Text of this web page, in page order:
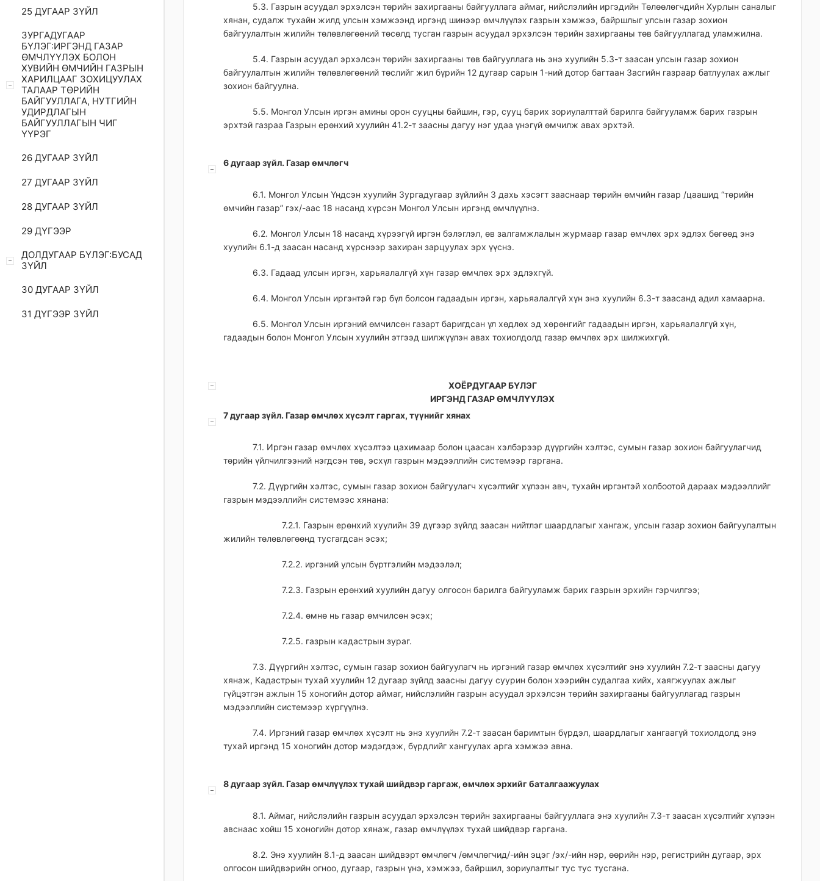
25 ДУГААР ЗҮЙЛ
ЗУРГАДУГААР
БҮЛЭГ:ИРГЭНД ГАЗАР
ӨМЧЛҮҮЛЭХ БОЛОН
ХУВИЙН ӨМЧИЙН ГАЗРЫН
ХАРИЛЦААГ ЗОХИЦУУЛАХ
ТАЛААР ТӨРИЙН
БАЙГУУЛЛАГА, НУТГИЙН
УДИРДЛАГЫН
БАЙГУУЛЛАГЫН ЧИГ
ҮҮРЭГ
26 ДУГААР ЗҮЙЛ
27 ДУГААР ЗҮЙЛ
28 ДУГААР ЗҮЙЛ
29 ДҮГЭЭР
ДОЛДУГААР БҮЛЭГ:БУСАД
ЗҮЙЛ
30 ДУГААР ЗҮЙЛ
31 ДҮГЭЭР ЗҮЙЛ
5.3. Газрын асуудал эрхэлсэн төрийн захиргааны байгууллага аймаг, нийслэлийн иргэдийн Төлөөлөгчдийн Хурлын саналыг
хянан, судалж тухайн жилд улсын хэмжээнд иргэнд шинээр өмчлүүлэх газрын хэмжээ, байршлыг улсын газар зохион
байгуулалтын жилийн төлөвлөгөөний төсөлд тусган газрын асуудал эрхэлсэн төрийн захиргааны төв байгууллагад уламжилна.
5.4. Газрын асуудал эрхэлсэн төрийн захиргааны төв байгууллага нь энэ хуулийн 5.3-т заасан улсын газар зохион
байгуулалтын жилийн төлөвлөгөөний төслийг жил бүрийн 12 дугаар сарын 1-ний дотор багтаан Засгийн газраар батлуулах ажлыг
зохион байгуулна.
5.5. Монгол Улсын иргэн амины орон сууцны байшин, гэр, сууц барих зориулалттай барилга байгууламж барих газрын
эрхтэй газраа Газрын ерөнхий хуулийн 41.2-т заасны дагуу нэг удаа үнэгүй өмчилж авах эрхтэй.
6 дугаар зүйл. Газар өмчлөгч
6.1. Монгол Улсын Үндсэн хуулийн Зургадугаар зүйлийн 3 дахь хэсэгт зааснаар төрийн өмчийн газар /цаашид “төрийн
өмчийн газар” гэх/-аас 18 насанд хүрсэн Монгол Улсын иргэнд өмчлүүлнэ.
6.2. Монгол Улсын 18 насанд хүрээгүй иргэн бэлэглэл, өв залгамжлалын журмаар газар өмчлөх эрх эдлэх бөгөөд энэ
хуулийн 6.1-д заасан насанд хүрснээр захиран зарцуулах эрх үүснэ.
6.3. Гадаад улсын иргэн, харьяалалгүй хүн газар өмчлөх эрх эдлэхгүй.
6.4. Монгол Улсын иргэнтэй гэр бүл болсон гадаадын иргэн, харьяалалгүй хүн энэ хуулийн 6.3-т заасанд адил хамаарна.
6.5. Монгол Улсын иргэний өмчилсөн газарт баригдсан үл хөдлөх эд хөрөнгийг гадаадын иргэн, харьяалалгүй хүн,
гадаадын болон Монгол Улсын хуулийн этгээд шилжүүлэн авах тохиолдолд газар өмчлөх эрх шилжихгүй.
ХОЁРДУГААР БҮЛЭГ
ИРГЭНД ГАЗАР ӨМЧЛҮҮЛЭХ
7 дугаар зүйл. Газар өмчлөх хүсэлт гаргах, түүнийг хянах
7.1. Иргэн газар өмчлөх хүсэлтээ цахимаар болон цаасан хэлбэрээр дүүргийн хэлтэс, сумын газар зохион байгуулагчид
төрийн үйлчилгээний нэгдсэн төв, эсхүл газрын мэдээллийн системээр гаргана.
7.2. Дүүргийн хэлтэс, сумын газар зохион байгуулагч хүсэлтийг хүлээн авч, тухайн иргэнтэй холбоотой дараах мэдээллийг
газрын мэдээллийн системээс хянана:
7.2.1. Газрын ерөнхий хуулийн 39 дүгээр зүйлд заасан нийтлэг шаардлагыг хангаж, улсын газар зохион байгуулалтын
жилийн төлөвлөгөөнд тусгагдсан эсэх;
7.2.2. иргэний улсын бүртгэлийн мэдээлэл;
7.2.3. Газрын ерөнхий хуулийн дагуу олгосон барилга байгууламж барих газрын эрхийн гэрчилгээ;
7.2.4. өмнө нь газар өмчилсөн эсэх;
7.2.5. газрын кадастрын зураг.
7.3. Дүүргийн хэлтэс, сумын газар зохион байгуулагч нь иргэний газар өмчлөх хүсэлтийг энэ хуулийн 7.2-т заасны дагуу
хянаж, Кадастрын тухай хуулийн 12 дугаар зүйлд заасны дагуу суурин болон хээрийн судалгаа хийх, хаягжуулах ажлыг
гүйцэтгэн ажлын 15 хоногийн дотор аймаг, нийслэлийн газрын асуудал эрхэлсэн төрийн захиргааны байгууллагад газрын
мэдээллийн системээр хүргүүлнэ.
7.4. Иргэний газар өмчлөх хүсэлт нь энэ хуулийн 7.2-т заасан баримтын бүрдэл, шаардлагыг хангаагүй тохиолдолд энэ
тухай иргэнд 15 хоногийн дотор мэдэгдэж, бүрдлийг хангуулах арга хэмжээ авна.
8 дугаар зүйл. Газар өмчлүүлэх тухай шийдвэр гаргаж, өмчлөх эрхийг баталгаажуулах
8.1. Аймаг, нийслэлийн газрын асуудал эрхэлсэн төрийн захиргааны байгууллага энэ хуулийн 7.3-т заасан хүсэлтийг хүлээн
авснаас хойш 15 хоногийн дотор хянаж, газар өмчлүүлэх тухай шийдвэр гаргана.
8.2. Энэ хуулийн 8.1-д заасан шийдвэрт өмчлөгч /өмчлөгчид/-ийн эцэг /эх/-ийн нэр, өөрийн нэр, регистрийн дугаар, эрх
олгосон шийдвэрийн огноо, дугаар, газрын үнэ, хэмжээ, байршил, зориулалтыг тус тус тусгана.